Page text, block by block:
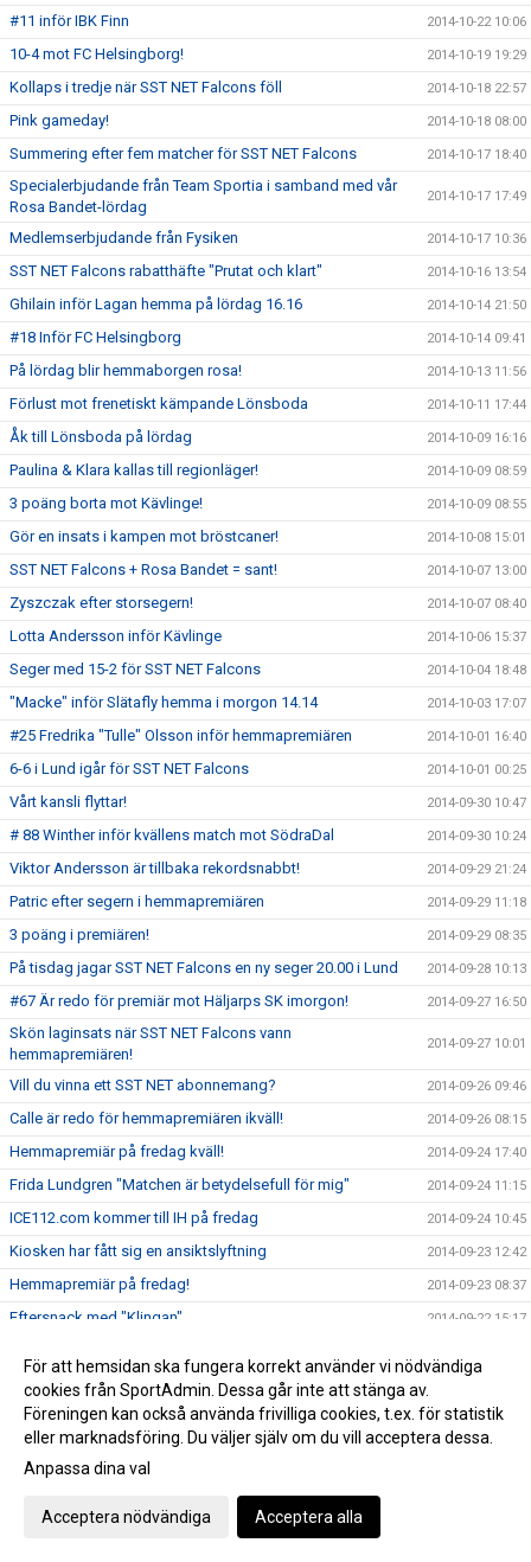
#11 inför IBK Finn 2014-10-22 10:06
10-4 mot FC Helsingborg! 2014-10-19 19:29
Kollaps i tredje när SST NET Falcons föll 2014-10-18 22:57
Pink gameday! 2014-10-18 08:00
Summering efter fem matcher för SST NET Falcons 2014-10-17 18:40
Specialerbjudande från Team Sportia i samband med vår
Rosa Bandet-lördag
2014-10-17 17:49
Medlemserbjudande från Fysiken 2014-10-17 10:36
SST NET Falcons rabatthäfte "Prutat och klart" 2014-10-16 13:54
Ghilain inför Lagan hemma på lördag 16.16 2014-10-14 21:50
#18 Inför FC Helsingborg 2014-10-14 09:41
På lördag blir hemmaborgen rosa! 2014-10-13 11:56
Förlust mot frenetiskt kämpande Lönsboda 2014-10-11 17:44
Åk till Lönsboda på lördag 2014-10-09 16:16
Paulina & Klara kallas till regionläger! 2014-10-09 08:59
3 poäng borta mot Kävlinge! 2014-10-09 08:55
Gör en insats i kampen mot bröstcaner! 2014-10-08 15:01
SST NET Falcons + Rosa Bandet = sant! 2014-10-07 13:00
Zyszczak efter storsegern! 2014-10-07 08:40
Lotta Andersson inför Kävlinge 2014-10-06 15:37
Seger med 15-2 för SST NET Falcons 2014-10-04 18:48
"Macke" inför Slätafly hemma i morgon 14.14 2014-10-03 17:07
#25 Fredrika "Tulle" Olsson inför hemmapremiären 2014-10-01 16:40
6-6 i Lund igår för SST NET Falcons 2014-10-01 00:25
Vårt kansli flyttar! 2014-09-30 10:47
# 88 Winther inför kvällens match mot SödraDal 2014-09-30 10:24
Viktor Andersson är tillbaka rekordsnabbt! 2014-09-29 21:24
Patric efter segern i hemmapremiären 2014-09-29 11:18
3 poäng i premiären! 2014-09-29 08:35
På tisdag jagar SST NET Falcons en ny seger 20.00 i Lund 2014-09-28 10:13
#67 Är redo för premiär mot Häljarps SK imorgon! 2014-09-27 16:50
Skön laginsats när SST NET Falcons vann
hemmapremiären!
2014-09-27 10:01
Vill du vinna ett SST NET abonnemang? 2014-09-26 09:46
Calle är redo för hemmapremiären ikväll! 2014-09-26 08:15
Hemmapremiär på fredag kväll! 2014-09-24 17:40
Frida Lundgren "Matchen är betydelsefull för mig" 2014-09-24 11:15
ICE112.com kommer till IH på fredag 2014-09-24 10:45
Kiosken har fått sig en ansiktslyftning 2014-09-23 12:42
Hemmapremiär på fredag! 2014-09-23 08:37
Eftersnack med "Klingan" 2014-09-22 15:17
Kapten Persson matchvinnare i premiären!
Seger i SST NET Falcons Invitation&#8207;! 2014-09-21 12:09
Idag är det seriepremiär!
Årets viktigaste besked för SST NET Falcons!
Tränare Patric Johanssons hälsning till folket i Landskrona!
För att hemsidan ska fungera korrekt använder vi nödvändiga
cookies från SportAdmin. Dessa går inte att stänga av.
Föreningen kan också använda frivilliga cookies, t.ex. för statistik
eller marknadsföring. Du väljer själv om du vill acceptera dessa.
Anpassa dina val
Acceptera nödvändiga Acceptera alla